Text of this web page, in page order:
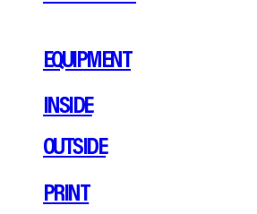
EQUIPMENT
INSIDE
OUTSIDE
PRINT